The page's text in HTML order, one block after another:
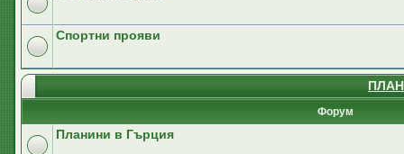
Спортни прояви
Форум
Планини в Гърция